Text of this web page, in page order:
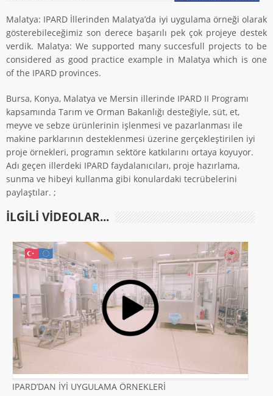
Malatya: IPARD İllerinden Malatya’da iyi uygulama örneği olarak
gösterebileceğimiz son derece başarılı pek çok projeye destek
verdik. Malatya: We supported many succesfull projects to be
considered as good practice example in Malatya which is one
of the IPARD provinces.
Bursa, Konya, Malatya ve Mersin illerinde IPARD II Programı
kapsamında Tarım ve Orman Bakanlığı desteğiyle, süt, et,
meyve ve sebze ürünlerinin işlenmesi ve pazarlanması ile
makine parklarının desteklenmesi üzerine gerçekleştirilen iyi
proje örnekleri, programın sektöre katkılarını ortaya koyuyor.
Adı geçen illerdeki IPARD faydalanıcıları, proje hazırlama,
sunma ve hibeyi kullanma gibi konulardaki tecrübelerini
paylaştılar. ;
ILGILI VIDEOLAR...
IPARD’DAN İYİ UYGULAMA ÖRNEKLERİ